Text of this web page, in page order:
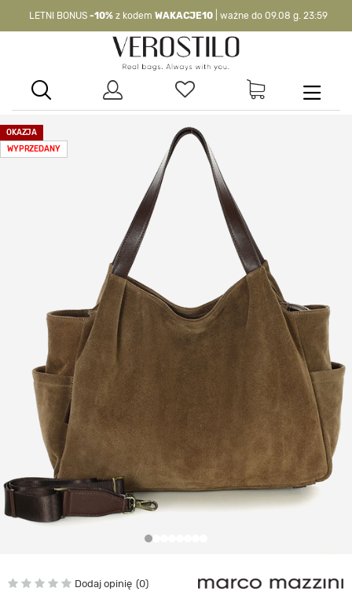
LETNI BONUS -10% z kodem WAKACJE10 | ważne do 09.08 g. 23:59
WAKACJE10| nie dotyczy produktów z flagą OKAZJA >
OKAZJA
WYPRZEDANY
Dodaj opinię 0